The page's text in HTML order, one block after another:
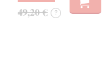
49,20 € ?